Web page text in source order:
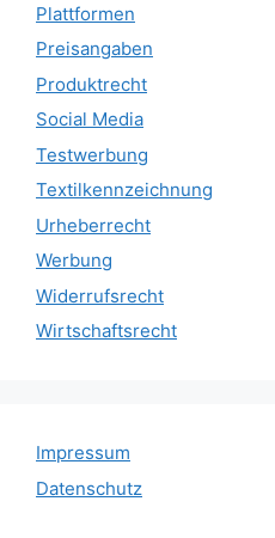
Plattformen
Preisangaben
Produktrecht
Social Media
Testwerbung
Textilkennzeichnung
Urheberrecht
Werbung
Widerrufsrecht
Wirtschaftsrecht
Impressum
Datenschutz